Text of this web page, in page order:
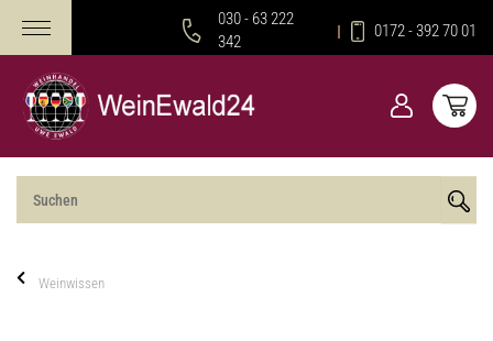
030 - 63 222
342
0172 - 392 70 01
Weinwissen